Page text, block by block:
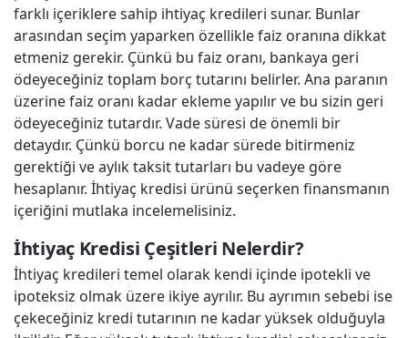
farklı içeriklere sahip ihtiyaç kredileri sunar. Bunlar
arasından seçim yaparken özellikle faiz oranına dikkat
etmeniz gerekir. Çünkü bu faiz oranı, bankaya geri
ödeyeceğiniz toplam borç tutarını belirler. Ana paranın
üzerine faiz oranı kadar ekleme yapılır ve bu sizin geri
ödeyeceğiniz tutardır. Vade süresi de önemli bir
detaydır. Çünkü borcu ne kadar sürede bitirmeniz
gerektiği ve aylık taksit tutarları bu vadeye göre
hesaplanır. İhtiyaç kredisi ürünü seçerken finansmanın
içeriğini mutlaka incelemelisiniz.
İhtiyaç Kredisi Çeşitleri Nelerdir?
İhtiyaç kredileri temel olarak kendi içinde ipotekli ve
ipoteksiz olmak üzere ikiye ayrılır. Bu ayrımın sebebi ise
çekeceğiniz kredi tutarının ne kadar yüksek olduğuyla